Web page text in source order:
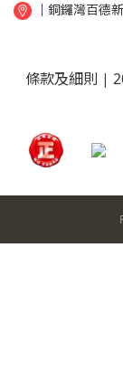
│ 銅鑼灣百德
條款及細則 |